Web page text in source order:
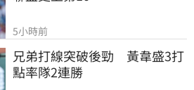
5小時前
兄弟打線突破後勁　黃韋盛3打
點率隊2連勝